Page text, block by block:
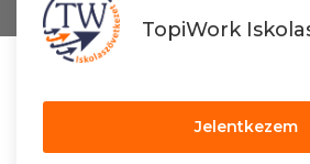
TopiWork
Jelentkezem